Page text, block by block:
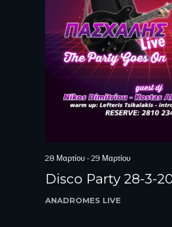
28 Μαρτίου-29 Μαρτίου
Disco Party 28-3-
ANADROMES LIVE